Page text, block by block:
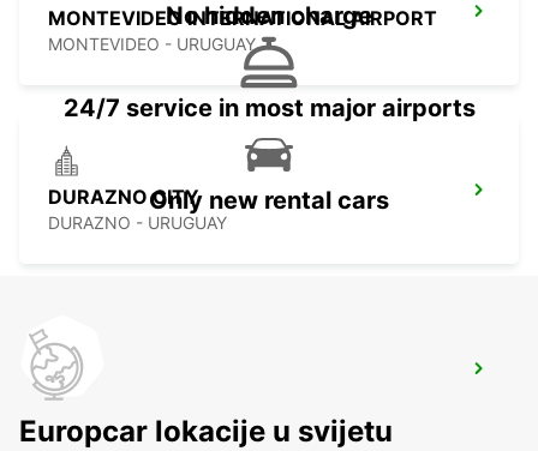
MONTEVIDEO INTERNATIONAL AIRPORT
MONTEVIDEO - URUGUAY
DURAZNO CITY
DURAZNO - URUGUAY
PUNTA DEL ESTE AIRPORT
PUNTA DEL ESTE - URUGUAY
No hidden charge
24/7 service in most major airports
Only new rental cars
Europcar lokacije u svijetu